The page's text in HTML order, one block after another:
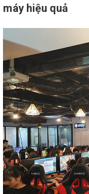
máy hiệu quả